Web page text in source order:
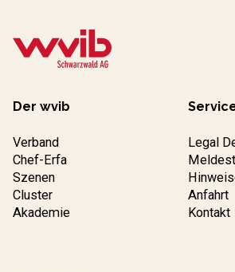
Der wvib
Verband
Chef-Erfa
Szenen
Cluster
Akademie
Legal
Anfahrt
Kontakt